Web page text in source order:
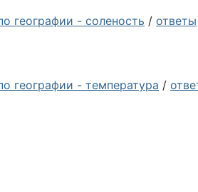
географии - соленость / ответы
географии - температура /